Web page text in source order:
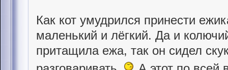
Как кот умудрился принести
маленький и лёгкий. Да и
притащила ежа, так он сидел